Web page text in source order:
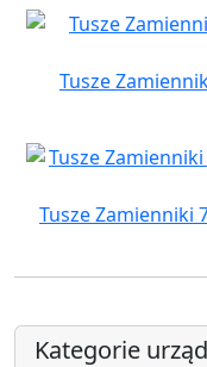
Tusze
Tusze Zamienniki
Kategorie